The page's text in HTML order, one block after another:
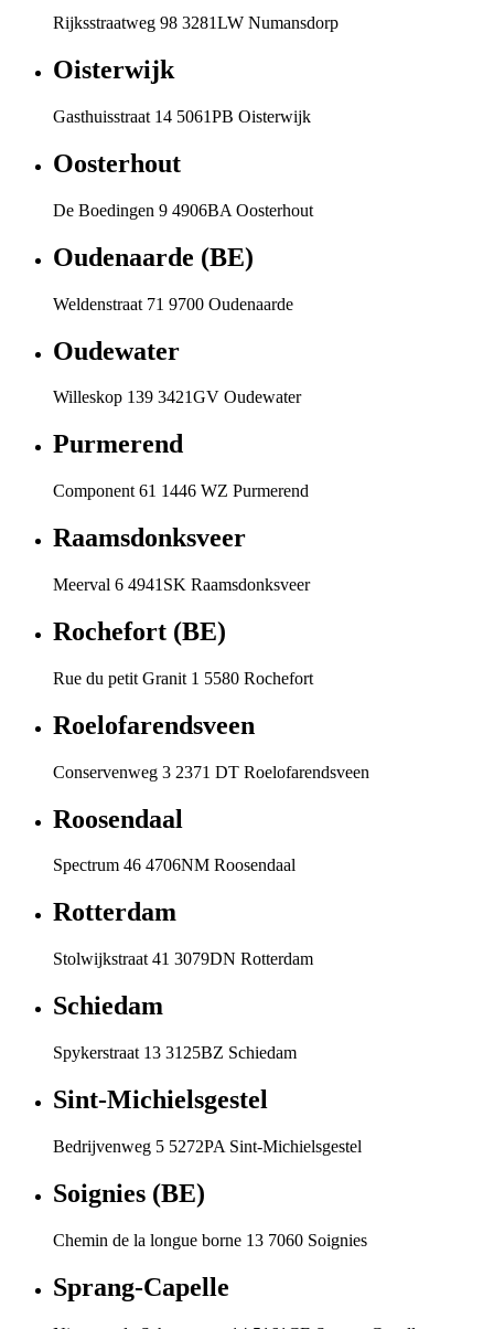
Rijksstraatweg 98 3281LW Numansdorp
Oisterwijk
Gasthuisstraat 14 5061PB Oisterwijk
Oosterhout
De Boedingen 9 4906BA Oosterhout
Oudenaarde (BE)
Weldenstraat 71 9700 Oudenaarde
Oudewater
Willeskop 139 3421GV Oudewater
Purmerend
Component 61 1446 WZ Purmerend
Raamsdonksveer
Meerval 6 4941SK Raamsdonksveer
Rochefort (BE)
Rue du petit Granit 1 5580 Rochefort
Roelofarendsveen
Conservenweg 3 2371 DT Roelofarendsveen
Roosendaal
Spectrum 46 4706NM Roosendaal
Rotterdam
Stolwijkstraat 41 3079DN Rotterdam
Schiedam
Spykerstraat 13 3125BZ Schiedam
Sint-Michielsgestel
Bedrijvenweg 5 5272PA Sint-Michielsgestel
Soignies (BE)
Chemin de la longue borne 13 7060 Soignies
Sprang-Capelle